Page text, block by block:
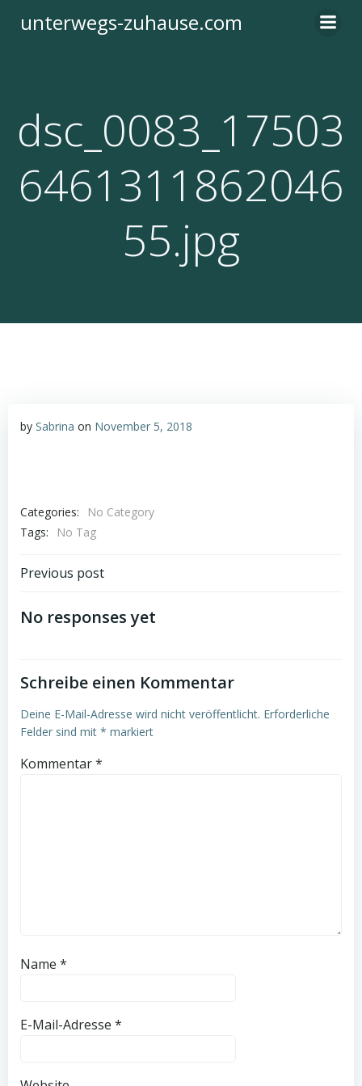
Inhalt
unterwegs-zuhause.com
dsc_0083_17503
6461311862046
55.jpg
by Sabrina on November 5, 2018
Categories:
No Category
Tags:
No Tag
Post
navigation
Previous post
No responses yet
Schreibe einen Kommentar
Deine E-Mail-Adresse wird nicht veröffentlicht. Erforderliche
Felder sind mit * markiert
Kommentar*
Name *
E-Mail-Adresse *